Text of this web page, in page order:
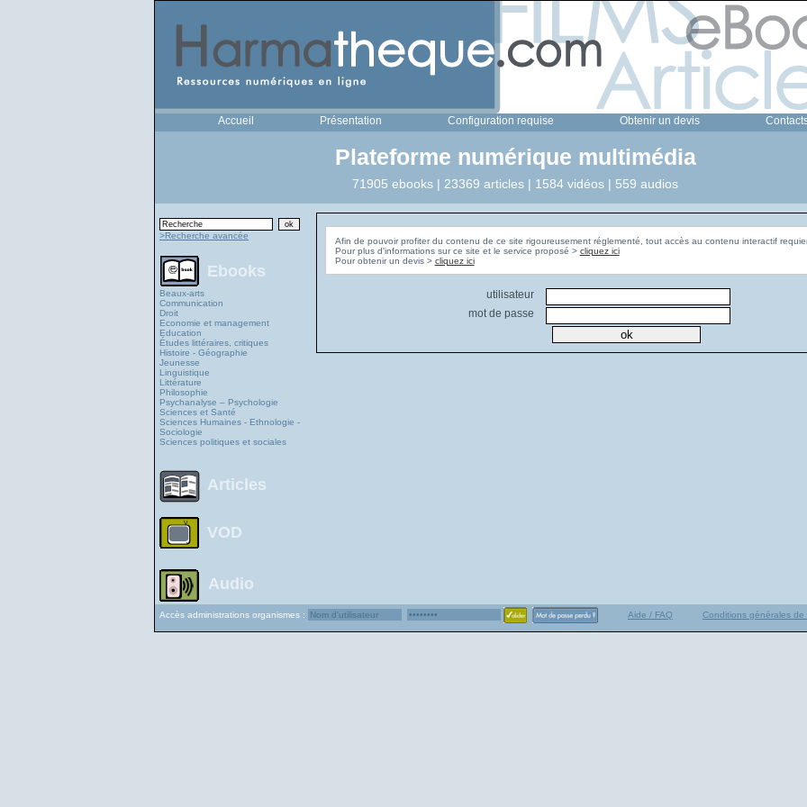
Accueil Présentation Configuration requise Obtenir un devis
Plateforme numérique multimédia
71905 ebooks | 23369 articles | 1584 vidéos | 559 audios
>Recherche avancée
Ebooks
Beaux-arts
Communication
Droit
Economie et management
Education
Études littéraires, critiques
Histoire - Géographie
Jeunesse
Linguistique
Littérature
Philosophie
Psychanalyse – Psychologie
Sciences et Santé
Sciences Humaines - Ethnologie -
Sociologie
Sciences politiques et sociales
Articles
VOD
Audio
Afin de pouvoir profiter du contenu de ce site rigoureusement réglementé, tout accès au contenu interactif
Pour plus d'informations sur ce site et le service proposé > cliquez ici
Pour obtenir un devis > cliquez ici
utilisateur
mot de passe
Accès administrations organismes : Aide / FAQ Conditions générales de